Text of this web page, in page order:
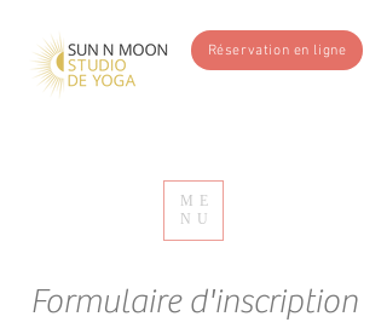
ME
NU
Réservation en ligne
Formulaire d'inscription